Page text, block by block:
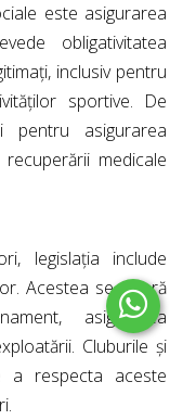
este asigurarea
obligativitatea
inclusiv pentru
sportive. De
pentru asigurarea
medicale
legislația include
Acestea se referă
asigurarea
Cluburile și
a respecta aceste